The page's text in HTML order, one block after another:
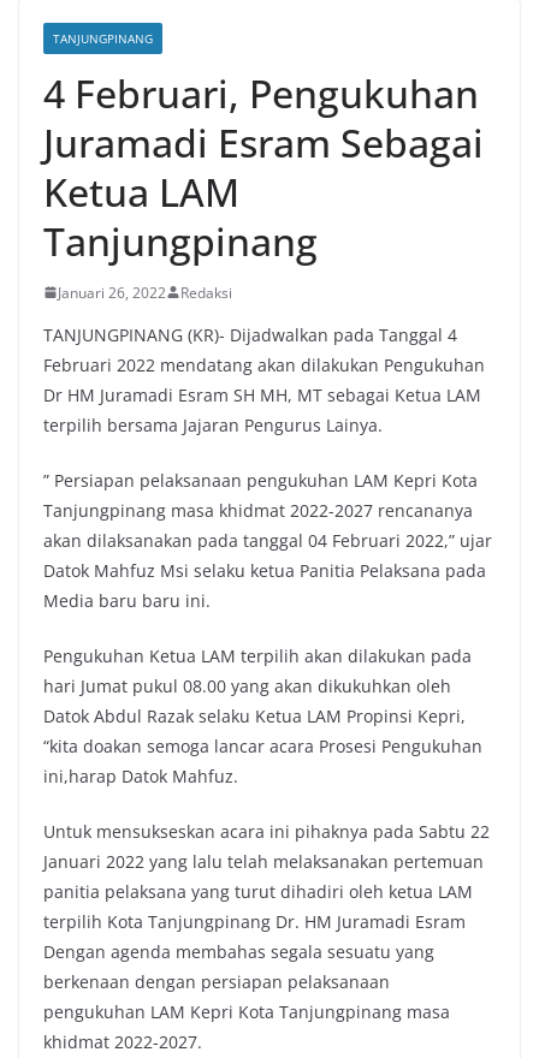
TANJUNGPINANG
4 Februari, Pengukuhan
Juramadi Esram Sebagai
Ketua LAM
Tanjungpinang
Januari 26, 2022 Redaksi
TANJUNGPINANG (KR)- Dijadwalkan pada Tanggal 4
Februari 2022 mendatang akan dilakukan Pengukuhan
Dr HM Juramadi Esram SH MH, MT sebagai Ketua LAM
terpilih bersama Jajaran Pengurus Lainya.
” Persiapan pelaksanaan pengukuhan LAM Kepri Kota
Tanjungpinang masa khidmat 2022-2027 rencananya
akan dilaksanakan pada tanggal 04 Februari 2022,” ujar
Datok Mahfuz Msi selaku ketua Panitia Pelaksana pada
Media baru baru ini.
Pengukuhan Ketua LAM terpilih akan dilakukan pada
hari Jumat pukul 08.00 yang akan dikukuhkan oleh
Datok Abdul Razak selaku Ketua LAM Propinsi Kepri,
“kita doakan semoga lancar acara Prosesi Pengukuhan
ini,harap Datok Mahfuz.
Untuk mensukseskan acara ini pihaknya pada Sabtu 22
Januari 2022 yang lalu telah melaksanakan pertemuan
panitia pelaksana yang turut dihadiri oleh ketua LAM
terpilih Kota Tanjungpinang Dr. HM Juramadi Esram
Dengan agenda membahas segala sesuatu yang
berkenaan dengan persiapan pelaksanaan
pengukuhan LAM Kepri Kota Tanjungpinang masa
khidmat 2022-2027.